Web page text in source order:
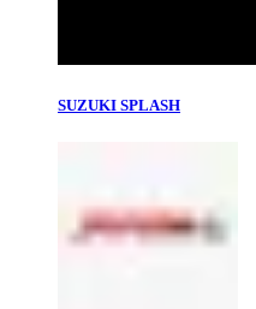
SUZUKI SPLASH